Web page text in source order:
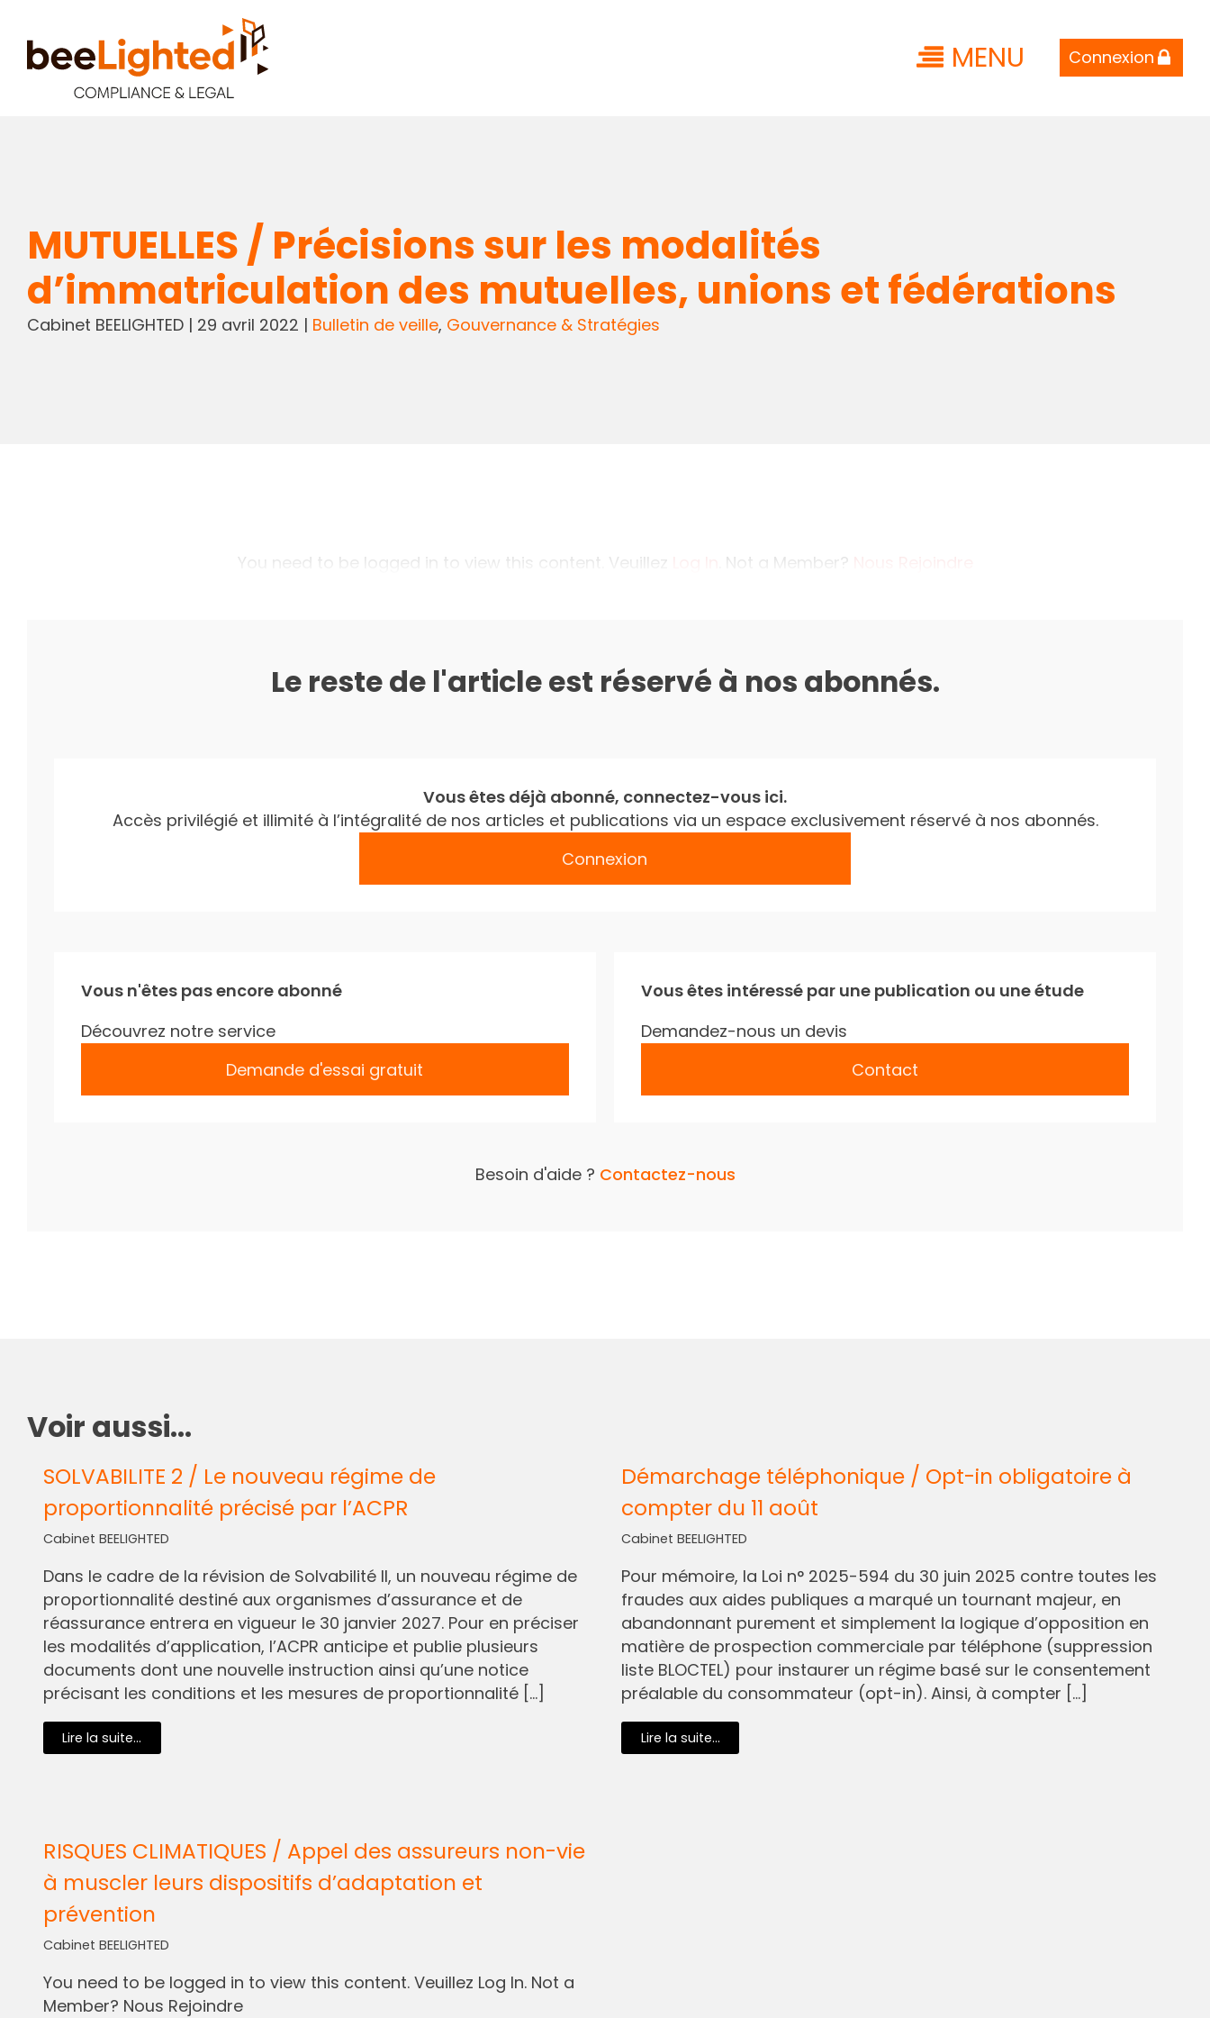
MENU Connexion
MUTUELLES / Précisions sur les modalités
d’immatriculation des mutuelles, unions et fédérations
Cabinet BEELIGHTED| 29 avril 2022 | Bulletin de veille, Gouvernance & Stratégies
You need to be logged in to view this content. Veuillez . Not a Member?
Le reste de l'article est réservé à nos abonnés.
Vous êtes déjà abonné, connectez-vous ici.
Accès privilégié et illimité à l’intégralité de nos articles et publications via un espace exclusivement réservé à nos abonnés.
Connexion
Vous n'êtes pas encore abonné
Découvrez notre service
Demande d'essai gratuit
Vous êtes intéressé par une publication ou une étude
Demandez-nous un devis
Contact
Besoin d'aide ? Contactez-nous
Voir aussi...
SOLVABILITE 2 / Le nouveau régime de
proportionnalité précisé par l’ACPR
Cabinet BEELIGHTED
Dans le cadre de la révision de Solvabilité II, un nouveau régime de
proportionnalité destiné aux organismes d’assurance et de
réassurance entrera en vigueur le 30 janvier 2027. Pour en préciser
les modalités d’application, l’ACPR anticipe et publie plusieurs
documents dont une nouvelle instruction ainsi qu’une notice
précisant les conditions et les mesures de proportionnalité […]
Lire la suite...
Démarchage téléphonique / Opt-in obligatoire à
compter du 11 août
Cabinet BEELIGHTED
Pour mémoire, la Loi n° 2025-594 du 30 juin 2025 contre toutes les
fraudes aux aides publiques a marqué un tournant majeur, en
abandonnant purement et simplement la logique d’opposition en
matière de prospection commerciale par téléphone (suppression
liste BLOCTEL) pour instaurer un régime basé sur le consentement
préalable du consommateur (opt-in). Ainsi, à compter […]
Lire la suite...
RISQUES CLIMATIQUES / Appel des assureurs non-vie
à muscler leurs dispositifs d’adaptation et
prévention
Cabinet BEELIGHTED
You need to be logged in to view this content. Veuillez Log In. Not a
Member? Nous Rejoindre